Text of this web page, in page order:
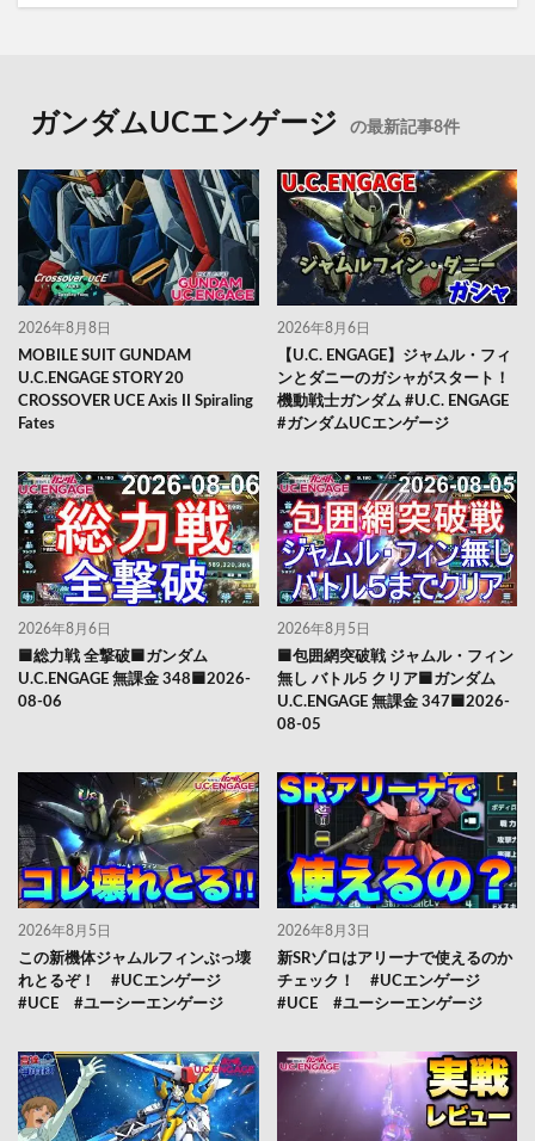
ガンダムUCエンゲージ の最新記事8件
2026年8月8日
MOBILE SUIT GUNDAM
U.C.ENGAGE STORY 20
CROSSOVER UCE Axis II Spiraling
Fates
2026年8月6日
【U.C. ENGAGE】ジャムル・フィ
ンとダニーのガシャがスタート！
機動戦士ガンダム #U.C. ENGAGE
#ガンダムUCエンゲージ
2026年8月6日
🟦総力戦 全撃破🟦ガンダム
U.C.ENGAGE 無課金 348🟦2026-
08-06
2026年8月5日
🟦包囲網突破戦 ジャムル・フィン
無し バトル5 クリア🟦ガンダム
U.C.ENGAGE 無課金 347🟦2026-
08-05
2026年8月5日
この新機体ジャムルフィンぶっ壊
れとるぞ！ #UCエンゲージ
#UCE #ユーシーエンゲージ
2026年8月3日
新SRゾロはアリーナで使えるのか
チェック！ #UCエンゲージ
#UCE #ユーシーエンゲージ